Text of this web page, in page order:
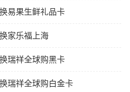
易果生鲜礼品卡
家乐福上海
瑞祥全球购黑卡
瑞祥全球购白金卡